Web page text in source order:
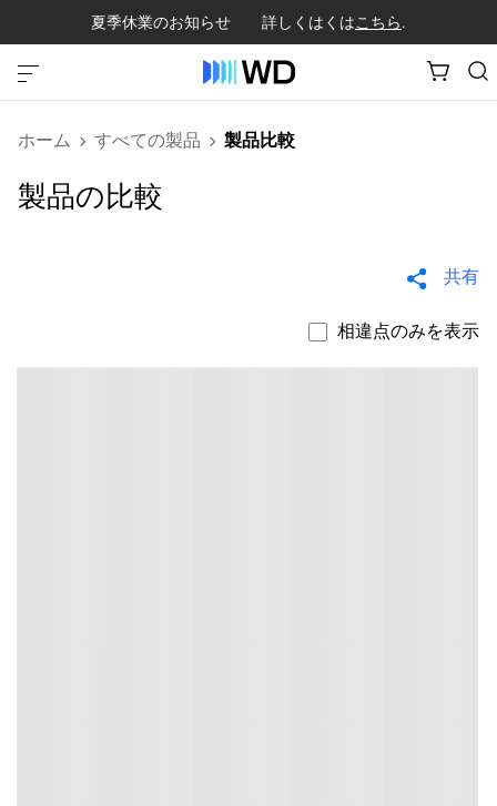
夏季休業のお知らせ 詳しくはくはこちら.
ホーム すべての製品 製品比較
製品の比較
共有
相違点のみを表示